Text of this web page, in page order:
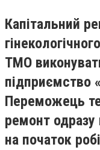
Капітальний
ТМО
підприємство
Переможець
ремонт одразу
на початок